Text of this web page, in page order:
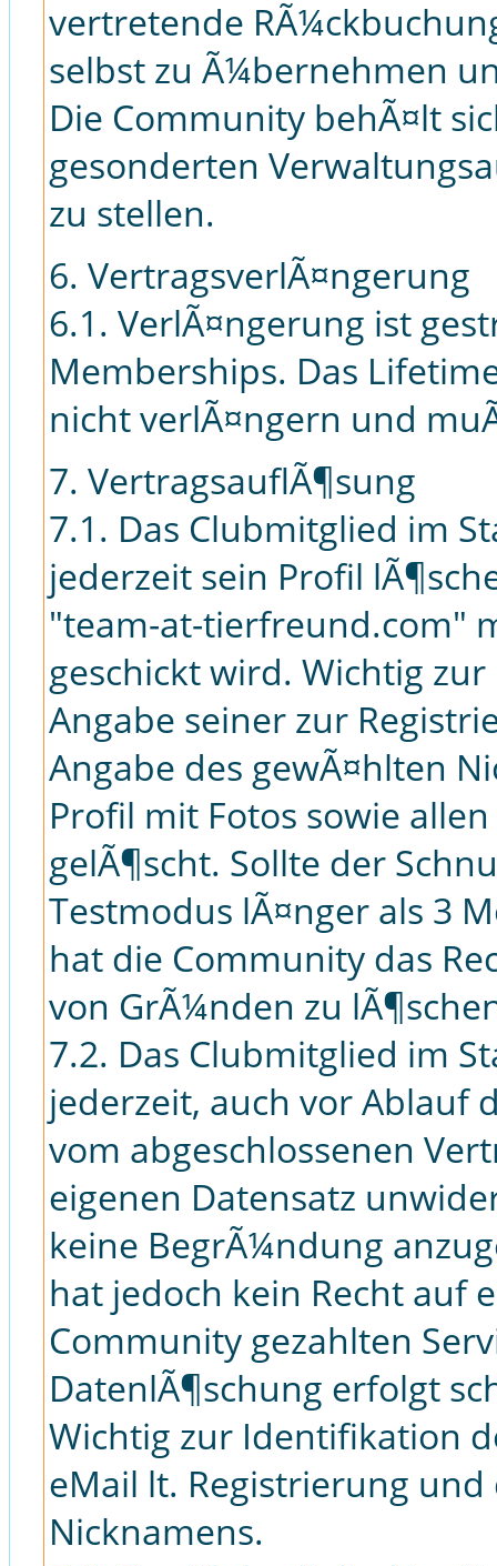
vertretende
selbst zu Ã¼bernehmen
Die Community behÃ¤lt
gesonderten
zu stellen.
6. VertragsverlÃ¤ngerung
6.1. VerlÃ¤ngerung ist
Memberships. Das
nicht verlÃ¤ngern und
7. VertragsauflÃ¶sung
7.1. Das Clubmitglied im
jederzeit sein Profil
"team-at-tierfreund.com"
geschickt wird. Wichtig
Angabe seiner zur
Angabe des gewÃ¤hlten
Profil mit Fotos sowie
gelÃ¶scht. Sollte der
Testmodus lÃ¤nger als 3
hat die Community das
von GrÃ¼nden zu
7.2. Das Clubmitglied im
jederzeit, auch vor Ablauf
vom abgeschlossenen
eigenen Datensatz
keine BegrÃ¼ndung
hat jedoch kein Recht auf
Community gezahlten
DatenlÃ¶schung erfolgt
Wichtig zur Identifikation
eMail lt. Registrierung
Nicknamens.